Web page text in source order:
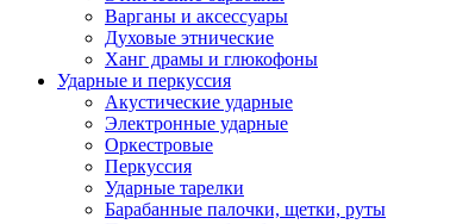
Варганы и аксессуары
Духовые этнические
Ханг драмы и глюкофоны
Ударные и перкуссия
Акустические ударные
Электронные ударные
Оркестровые
Перкуссия
Ударные тарелки
Барабанные палочки, щетки, руты